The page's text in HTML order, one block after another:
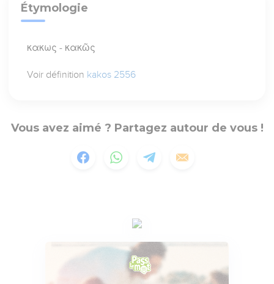
Étymologie
κακως - κακῶς
Voir définition kakos 2556
Vous avez aimé ? Partagez autour de vous !